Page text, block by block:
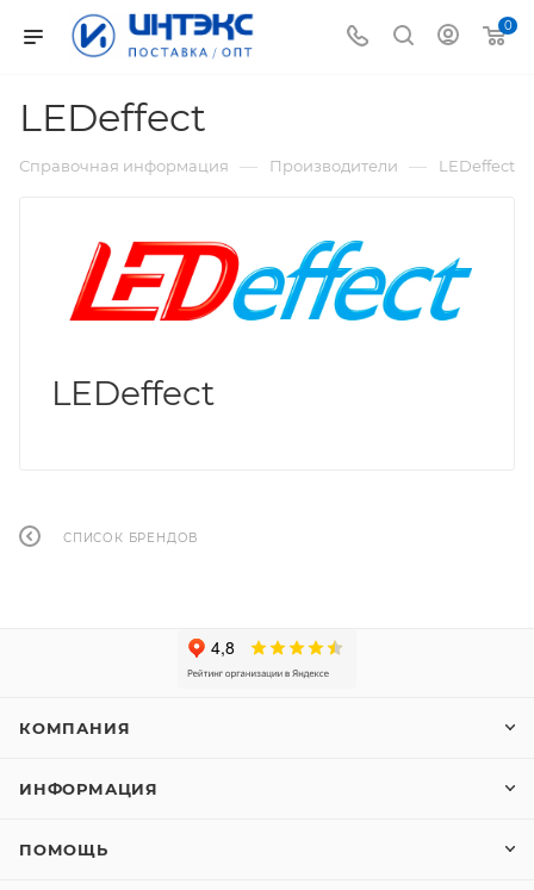
0
LEDeffect
Справочная информация — Производители — LEDeffect
LEDeffect
СПИСОК БРЕНДОВ
КОМПАНИЯ
ИНФОРМАЦИЯ
ПОМОЩЬ